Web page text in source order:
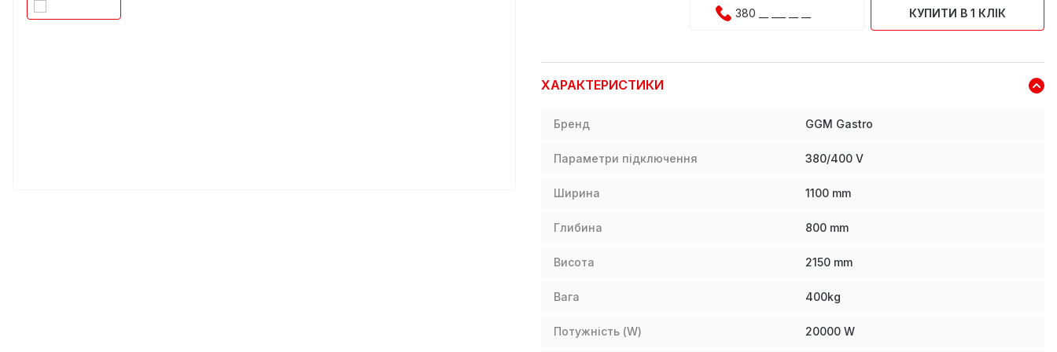
КУПИТИ В 1 КЛІК
ХАРАКТЕРИСТИКИ
Бренд GGM Gastro
Параметри підключення 380/400 V
Ширина 1100 mm
Глибина 800 mm
Висота 2150 mm
Вага 400kg
Потужність (W) 20000 W